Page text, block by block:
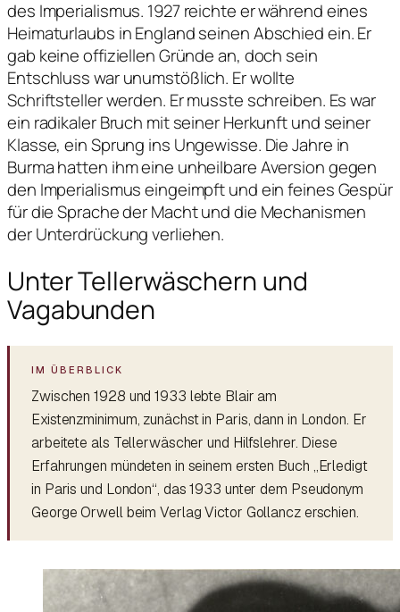
des Imperialismus. 1927 reichte er während eines
Heimaturlaubs in England seinen Abschied ein. Er
gab keine offiziellen Gründe an, doch sein
Entschluss war unumstößlich. Er wollte
Schriftsteller werden. Er musste schreiben. Es war
ein radikaler Bruch mit seiner Herkunft und seiner
Klasse, ein Sprung ins Ungewisse. Die Jahre in
Burma hatten ihm eine unheilbare Aversion gegen
den Imperialismus eingeimpft und ein feines Gespür
für die Sprache der Macht und die Mechanismen
der Unterdrückung verliehen.
Unter Tellerwäschern und
Vagabunden
Zwischen 1928 und 1933 lebte Blair am
Existenzminimum, zunächst in Paris, dann in London. Er
arbeitete als Tellerwäscher und Hilfslehrer. Diese
Erfahrungen mündeten in seinem ersten Buch „Erledigt
in Paris und London“, das 1933 unter dem Pseudonym
George Orwell beim Verlag Victor Gollancz erschien.